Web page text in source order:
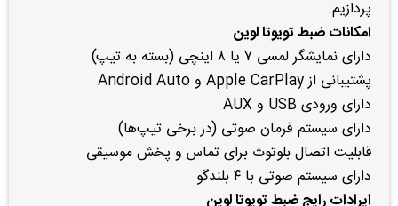
پردازیم.
امکانات ضبط تویوتا لوین
دارای نمایشگر لمسی ۷ یا ۸ اینچی (بسته به تیپ)
پشتیبانی از Apple CarPlay و Android Auto
دارای ورودی USB و AUX
دارای سیستم فرمان صوتی (در برخی تیپ‌ها)
قابلیت اتصال بلوتوث برای تماس و پخش موسیقی
دارای سیستم صوتی با ۴ بلندگو